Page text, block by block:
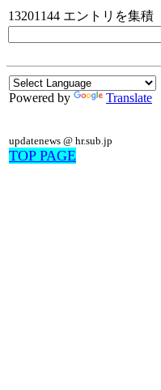
13201144 エントリを集積
Powered by Translate
updatenews @ hr.sub.jp
TOP PAGE